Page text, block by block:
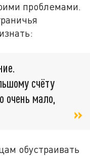
проблемами.
счёту
очень мало,
обустраивать